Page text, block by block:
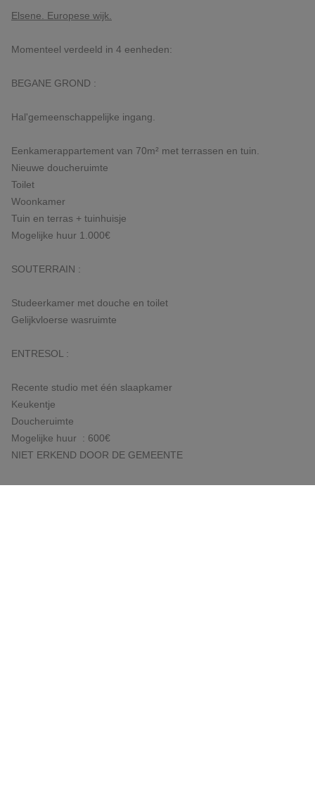
Elsene. Europese wijk.
Momenteel verdeeld in 4 eenheden:
BEGANE GROND :
Hal'gemeenschappelijke ingang.
Eenkamerappartement van 70m² met terrassen en tuin.
Nieuwe doucheruimte
Toilet
Woonkamer
Tuin en terras + tuinhuisje
Mogelijke huur 1.000€
SOUTERRAIN :
Studeerkamer met douche en toilet
Gelijkvloerse wasruimte
ENTRESOL :
Recente studio met één slaapkamer
Keukentje
Doucheruimte
Mogelijke huur : 600€
NIET ERKEND DOOR DE GEMEENTE
EERSTE :